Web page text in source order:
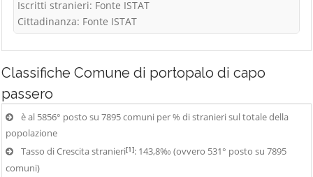
Iscritti stranieri: Fonte ISTAT
Cittadinanza: Fonte ISTAT
Classifiche Comune di portopalo di capo
passero
è al 5856° posto su 7895 comuni per % di stranieri sul totale della
popolazione
Tasso di Crescita stranieri[1]: 143,8‰ (ovvero 531° posto su 7895
comuni)